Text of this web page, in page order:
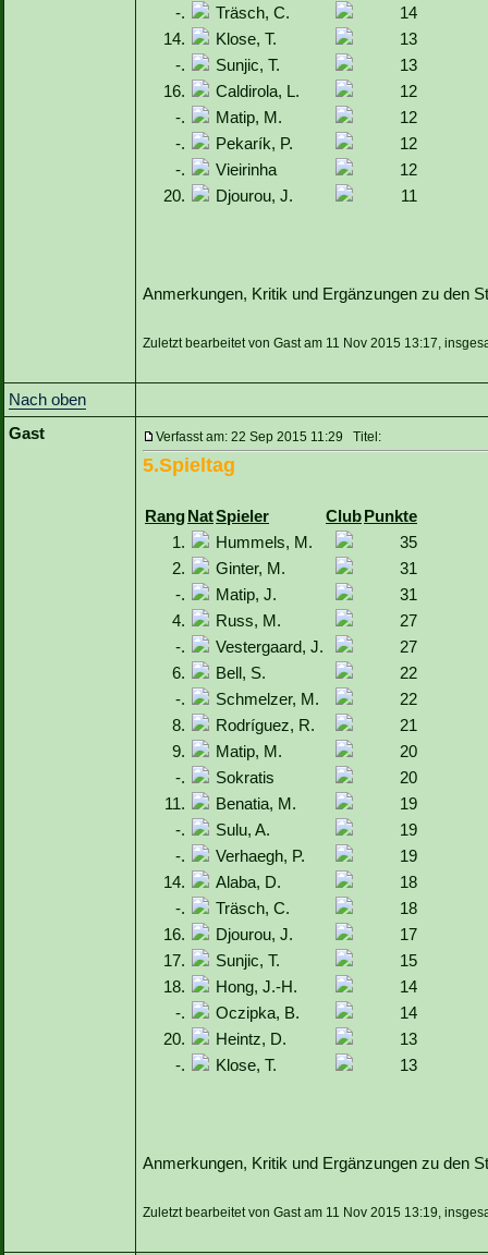
-. Träsch, C.
14
14.
Klose, T.
13
-.
Sunjic, T.
13
16.
Caldirola, L.
12
-.
Matip, M.
12
-.
Pekarík, P.
12
-.
Vieirinha
12
20.
Djourou, J. 11
Anmerkungen, Kritik und Ergänzungen zu den
Zuletzt bearbeitet von Gast am 11 Nov 2015 13:17,
Nach oben
Gast
Verfasst am: 22 Sep 2015 11:29 Titel:
5.Spieltag
RangNatSpieler ClubPunkte
1.
Hummels, M.
35
2.
Ginter, M.
31
-.
Matip, J.
31
4.
Russ, M.
27
-.
Vestergaard, J.
27
6.
Bell, S.
22
-.
Schmelzer, M.
22
8.
Rodríguez, R.
21
9.
Matip, M.
20
-.
Sokratis
20
11.
Benatia, M.
19
-.
Sulu, A.
19
-.
Verhaegh, P.
19
14.
Alaba, D.
18
-.
Träsch, C.
18
16.
Djourou, J.
17
17.
Sunjic, T.
15
18.
Hong, J.-H.
14
-.
Oczipka, B.
14
20.
Heintz, D.
13
-.
Klose, T. 13
Anmerkungen, Kritik und Ergänzungen zu den
Zuletzt bearbeitet von Gast am 11 Nov 2015 13:19,